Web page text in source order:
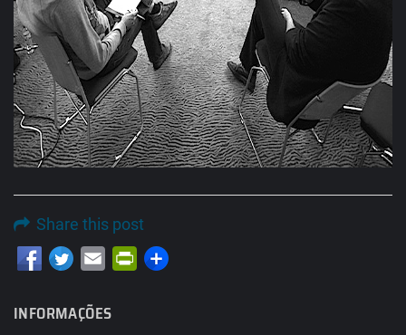
Share this post
Email PrintFriendly
INFORMAÇÕES